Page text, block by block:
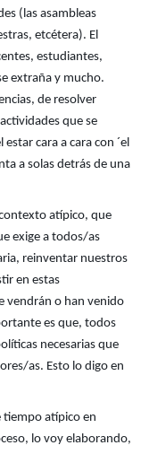
(las asambleas
etcétera). El
estudiantes,
extraña y mucho.
de resolver
que se
cara a cara con ´el
a solas detrás de una
atípico, que
exige a todos/as
reinventar nuestros
en estas
vendrán o han venido
es que, todos
necesarias que
as. Esto lo digo en
tiempo atípico en
lo voy elaborando,